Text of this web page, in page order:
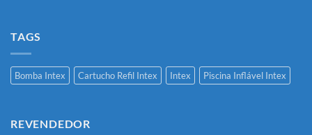
–
A
2026
TAGS
Bomba Intex Cartucho Refil Intex Intex Piscina Inflável Intex
REVENDEDOR